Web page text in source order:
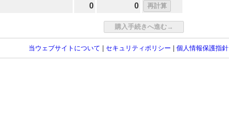
0 0
当ウェブサイトについて セキュリティポリシー 個人情報保護指針